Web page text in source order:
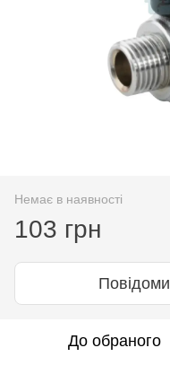
Немає в наявності
103 грн
До обраного